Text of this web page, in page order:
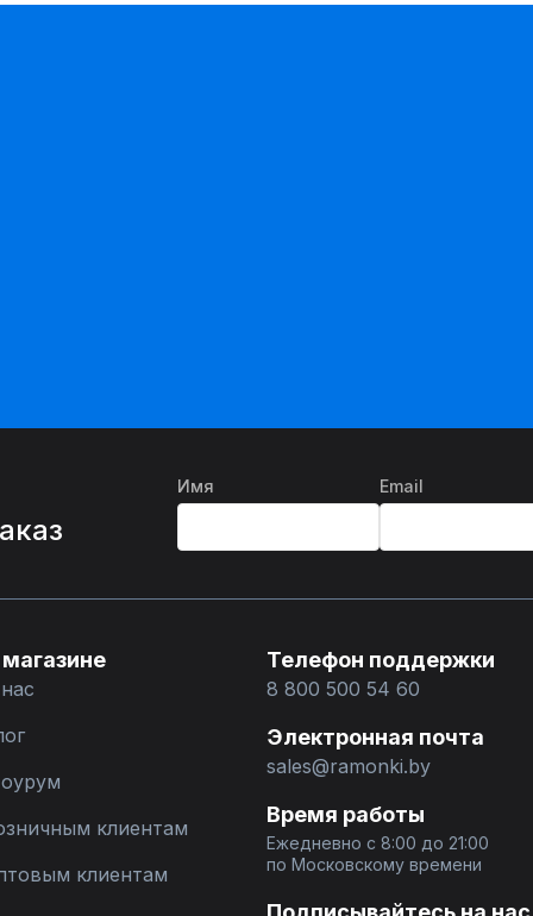
Имя Email
клиентам
клиентам
Телефон поддержки
8 800 500 54 60
Электронная почта
sales@ramonki.by
Время работы
Ежедневно с 8:00 до 21:00
по Московскому времени